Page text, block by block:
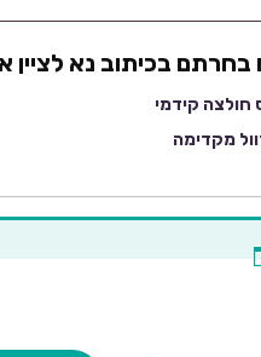
בחרתם בכיתוב נא לציין
חולצה קידמי
מקדימה